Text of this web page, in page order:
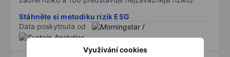
Využívání cookies
Stáhněte si metodiku rizik ESG
Data poskytnuta od
/